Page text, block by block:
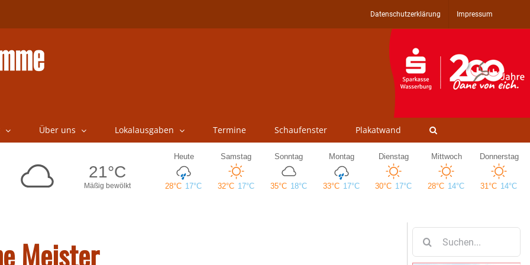
Datenschutzerklärung Impressum
Über uns Lokalausgaben Termine Schaufenster Plakatwand
Meister
nach: